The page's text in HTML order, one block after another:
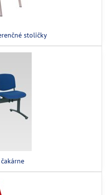
stoličky